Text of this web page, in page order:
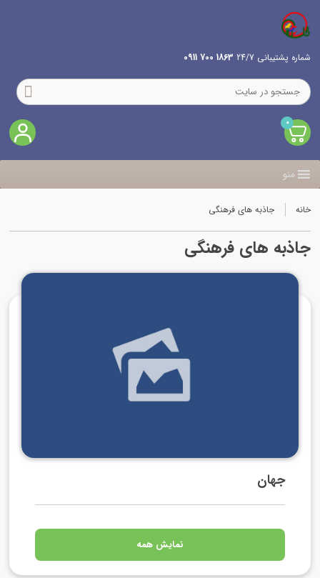
شماره پشتیبانی 24/7 1863 700 0911
0
منو
خانه جاذبه های فرهنگی
جاذبه های فرهنگی
جهان
نمایش همه